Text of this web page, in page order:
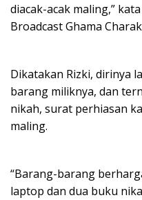
diacak-acak maling,”
Broadcast Ghama
Dikatakan Rizki, dirinya
barang miliknya, dan
nikah, surat perhiasan
maling.
“Barang-barang
laptop dan dua buku